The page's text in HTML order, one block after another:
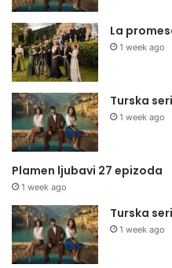
La
1 week ago
Turska
1 week ago
Plamen ljubavi 27 epizoda
1 week ago
Turska
1 week ago